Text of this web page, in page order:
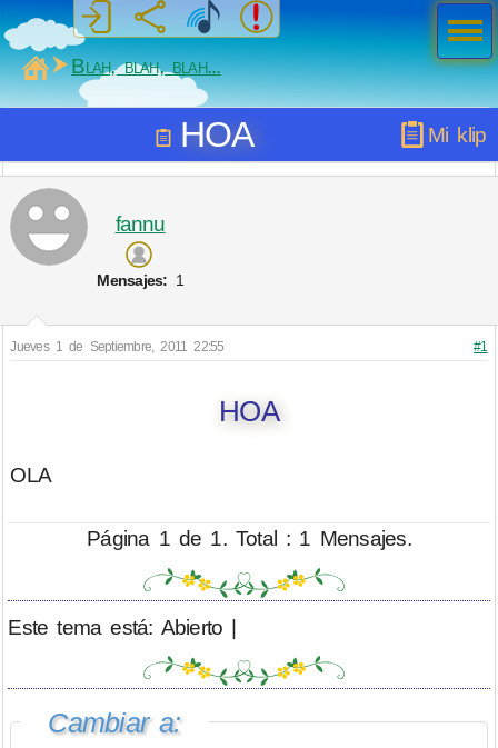
MiSabueso
Blah, blah, blah...
Mi klip
HOA
fannu
Mensajes: 1
Jueves 1 de Septiembre, 2011 22:55 #1
HOA
OLA
Página 1 de 1. Total : 1 Mensajes.
Este tema está: Abierto |
Cambiar a:
Men
ú